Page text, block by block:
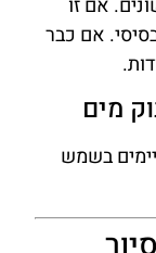
אם כבר
מים
שעות ומתקיימים בשמש